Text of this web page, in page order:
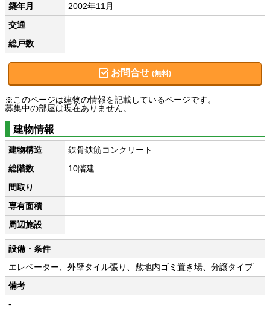
築年月
2002年11月
交通
総戸数
お問合せ (無料)
※このページは建物の情報を記載しているページです。
募集中の部屋は現在ありません。
建物情報
建物構造
鉄骨鉄筋コンクリート
総階数
10階建
間取り
専有面積
周辺施設
設備・条件
エレベーター、外壁タイル張り、敷地内ゴミ置き場、分譲タイプ
備考
-